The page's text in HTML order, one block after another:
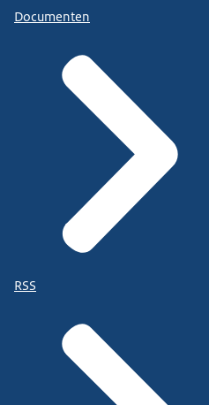
Documenten
RSS